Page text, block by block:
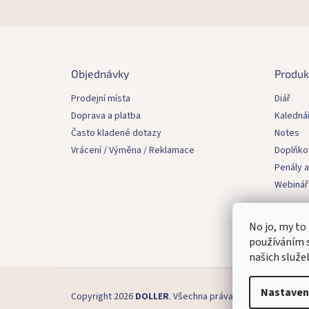
No jo, my
používáním
našich
Objednávky
Prodejní místa
Doprava a platba
Často kladené dotazy
Vrácení / Výměna / Reklamace
Diář
Notes
Penály
Copyright 2026 DOLLER. Všechna práva vyhrazena.